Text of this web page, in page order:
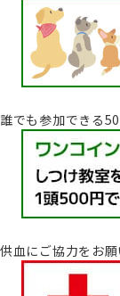
誰でも参加できる
供血にご協力をお